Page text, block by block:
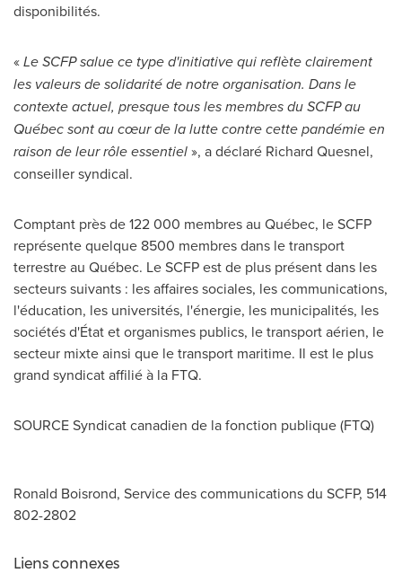
disponibilités.
«Le SCFP salue ce type d'initiative qui reflète clairement
les valeurs de solidarité de notre organisation. Dans le
contexte actuel, presque tous les membres du SCFP au
Québec sont au cœur de la lutte contre cette pandémie en
raison de leur rôle essentiel», a déclaré Richard Quesnel,
conseiller syndical.
Comptant près de 122 000 membres au Québec, le SCFP
représente quelque 8500 membres dans le transport
terrestre au Québec. Le SCFP est de plus présent dans les
secteurs suivants : les affaires sociales, les communications,
l'éducation, les universités, l'énergie, les municipalités, les
sociétés d'État et organismes publics, le transport aérien, le
secteur mixte ainsi que le transport maritime. Il est le plus
grand syndicat affilié à la FTQ.
SOURCE Syndicat canadien de la fonction publique (FTQ)
Ronald Boisrond, Service des communications du SCFP, 514
802-2802
Liens connexes